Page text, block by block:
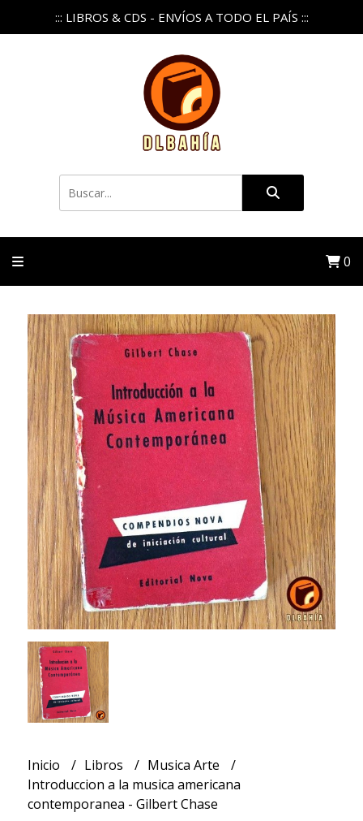
::: LIBROS & CDS - ENVÍOS A TODO EL PAÍS :::
0
Inicio Libros
Musica Arte
Introduccion a la musica americana
contemporanea - Gilbert Chase